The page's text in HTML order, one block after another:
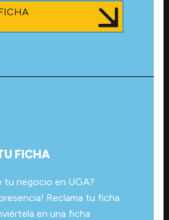
FICHA
tu negocio en UGA?
Reclama tu ficha
en una ficha